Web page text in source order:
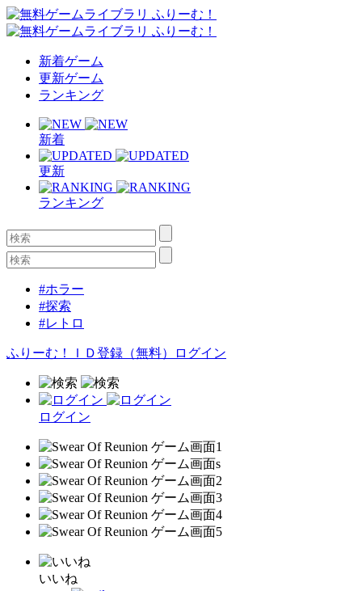
新着ゲーム
更新ゲーム
ランキング
新着
更新
ランキング
#ホラー
#探索
#レトロ
ふりーむ！ＩＤ登録（無料） ログイン
ログイン
いいね